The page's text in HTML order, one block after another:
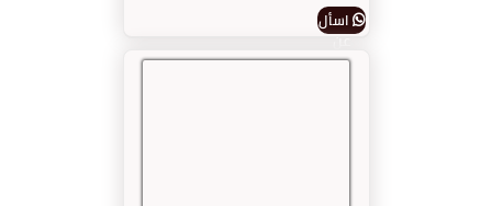
اسأل
عن
المنتج